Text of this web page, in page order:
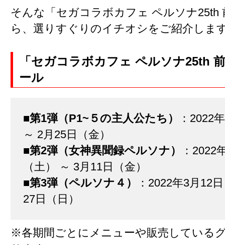
そんな「セガコラボカフェ ペルソナ25th
ら、選りすぐりのイチオシをご紹介しま
「セガコラボカフェ ペルソナ25th
ール
■第1弾（P1~５の主人公たち）
：2022
～ 2月25日（金）
■第2弾（女神異聞録ペルソナ）
：2022
（土） ～ 3月11日（金）
■第3弾（ペルソナ４）
：2022年3月12
27日（日）
※各期間ごとにメニューや販売している